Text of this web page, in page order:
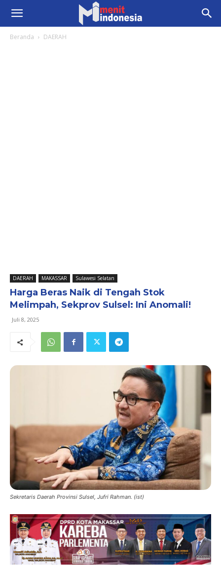
Beranda DAERAH
DAERAH MAKASSAR Sulawesi Selatan
Harga Beras Naik di Tengah Stok
Melimpah, Sekprov Sulsel: Ini Anomali!
Juli 8, 2025
Sekretaris Daerah Provinsi Sulsel, Jufri Rahman. (ist)